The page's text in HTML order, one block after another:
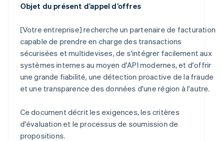
Objet du présent d’appel d’offres
[Votre entreprise] recherche un partenaire de facturation
capable de prendre en charge des transactions
sécurisées et multidevises, de s'intégrer facilement aux
systèmes internes au moyen d'API modernes, et d'offrir
une grande fiabilité, une détection proactive de la fraude
et une transparence des données d'une région à l'autre.
Ce document décrit les exigences, les critères
d'évaluation et le processus de soumission de
propositions.